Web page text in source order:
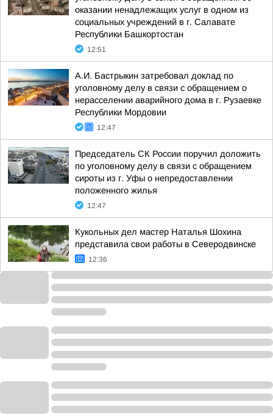
оказании ненадлежащих услуг в одном из
социальных учреждений в г. Салавате
Республики Башкортостан
12:51
А.И. Бастрыкин затребовал доклад по
уголовному делу в связи с обращением о
нерасселении аварийного дома в г. Рузаевке
Республики Мордовии
12:47
Председатель СК России поручил доложить
по уголовному делу в связи с обращением
сироты из г. Уфы о непредоставлении
положенного жилья
12:47
Кукольных дел мастер Наталья Шохина
представила свои работы в Северодвинске
12:36